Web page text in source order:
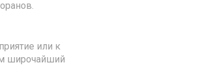
или к
широчайший